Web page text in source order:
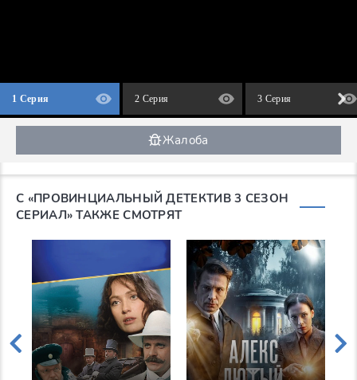
1 Серия 2 Серия 3 Серия
Жалоба
С «ПРОВИНЦИАЛЬНЫЙ ДЕТЕКТИВ 3 СЕЗОН
СЕРИАЛ» ТАКЖЕ СМОТРЯТ